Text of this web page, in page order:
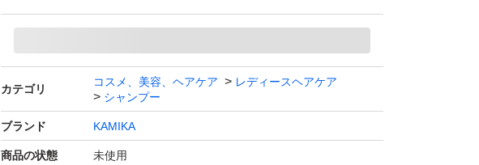
す
KAMIKA クリームシャンプー ローズ＆ウッドの香り ポンプ 400g
×1個
ブランド：KAMIKA
本体/詰め替え：本体
カテゴリ
コスメ、美容、ヘアケア
レディースヘアケア
シャンプー
ブランド KAMIKA
商品の状態 未使用